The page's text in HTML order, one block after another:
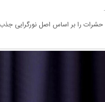
را بر اساس اصل نورگرایی جذب و